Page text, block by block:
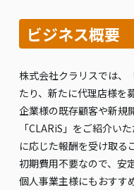
ビジネス概要
株式会社クラリスでは、
たり、新たに代理店様を
企業様の既存顧客や新規
「CLARiS」をご紹介い
に応じた報酬を受け取る
初期費用不要なので、安
個人事業主様にもおすす